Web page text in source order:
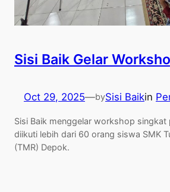
Sisi Baik Gelar
Oct 29, 2025—bySisi Baikin
Sisi Baik menggelar workshop singkat
diikuti lebih dari 60 orang siswa SMK
(TMR) Depok.